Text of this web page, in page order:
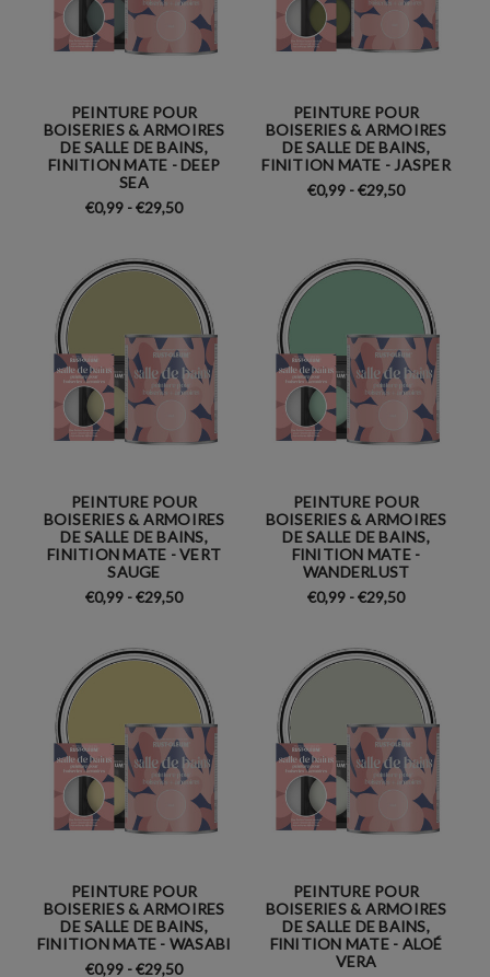
PEINTURE POUR
BOISERIES & ARMOIRES
DE SALLE DE BAINS,
FINITION MATE - DEEP
SEA
€0,99 - €29,50
PEINTURE POUR
BOISERIES & ARMOIRES
DE SALLE DE BAINS,
FINITION MATE - JASPER
€0,99 - €29,50
PEINTURE POUR
BOISERIES & ARMOIRES
DE SALLE DE BAINS,
FINITION MATE - VERT
SAUGE
€0,99 - €29,50
PEINTURE POUR
BOISERIES & ARMOIRES
DE SALLE DE BAINS,
FINITION MATE -
WANDERLUST
€0,99 - €29,50
PEINTURE POUR
BOISERIES & ARMOIRES
DE SALLE DE BAINS,
FINITION MATE - WASABI
€0,99 - €29,50
PEINTURE POUR
BOISERIES & ARMOIRES
DE SALLE DE BAINS,
FINITION MATE - ALOÉ
VERA